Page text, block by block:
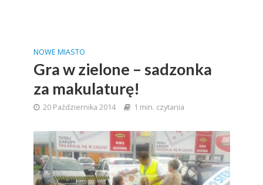
NOWE MIASTO
Gra w zielone – sadzonka
za makulaturę!
20 Października 2014 1 min. czytania